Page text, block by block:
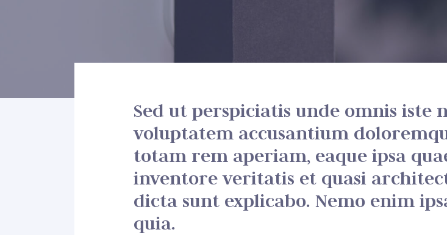
Sed ut perspiciatis unde omnis iste
voluptatem accusantium
totam rem aperiam, eaque ipsa
inventore veritatis et quasi
dicta sunt explicabo. Nemo enim
quia.